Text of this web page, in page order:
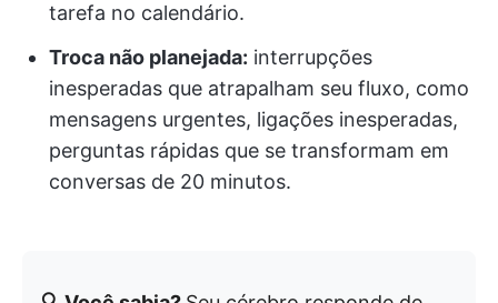
tarefa no calendário.
Troca não planejada: interrupções
inesperadas que atrapalham seu fluxo, como
mensagens urgentes, ligações inesperadas,
perguntas rápidas que se transformam em
conversas de 20 minutos.